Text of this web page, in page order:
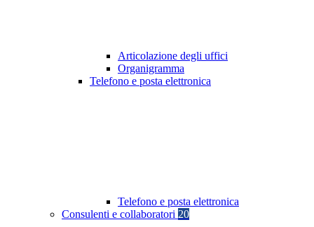
Articolazione degli uffici
Organigramma
Telefono e posta elettronica
Telefono e posta elettronica
Consulenti e collaboratori 20